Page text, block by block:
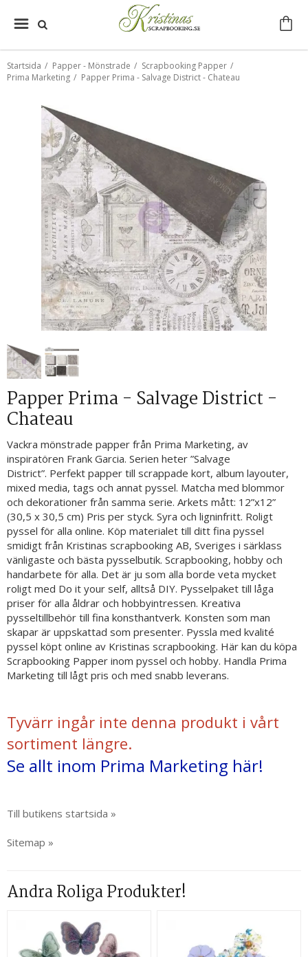
Startsida / Papper - Mönstrade / Scrapbooking Papper /
Prima Marketing / Papper Prima - Salvage District - Chateau
Papper Prima - Salvage District -
Chateau
Vackra mönstrade papper från Prima Marketing, av
inspiratören Frank Garcia. Serien heter ”Salvage
District”. Perfekt papper till scrappade kort, album layouter,
mixed media, tags och annat pyssel. Matcha med blommor
och dekorationer från samma serie. Arkets mått: 12”x12”
(30,5 x 30,5 cm) Pris per styck. Syra och ligninfritt. Roligt
pyssel för alla online. Köp materialet till ditt fina pyssel
smidigt från Kristinas scrapbooking AB, Sveriges i särklass
vänligaste och bästa pysselbutik. Scrapbooking, hobby och
handarbete för alla. Det är ju som alla borde veta mycket
roligt med Do it your self, alltså DIY. Pysselpaket till låga
priser för alla åldrar och hobbyintressen. Kreativa
pysseltillbehör till fina konsthantverk. Konsten som man
skapar är uppskattad som presenter. Pyssla med kvalité
pyssel köpt online av Kristinas scrapbooking. Här kan du köpa
Scrapbooking Papper inom pyssel och hobby. Handla Prima
Marketing till lågt pris och med snabb leverans.
Tyvärr ingår inte denna produkt i vårt
sortiment längre.
Se allt inom Prima Marketing här!
Till butikens startsida »
Sitemap »
Andra Roliga Produkter!